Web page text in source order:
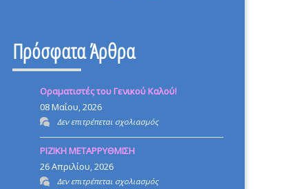
Πρόσφατα Άρθρα
Οραματιστές του Γενικού Καλού!
08 Μαΐου, 2026
Δεν επιτρέπεται σχολιασμόςστο
Οραματιστές
ΡΙΖΙΚΗ ΜΕΤΑΡΡΥΘΜΙΣΗ
26 Απριλίου, 2026
Δεν επιτρέπεται σχολιασμόςστο